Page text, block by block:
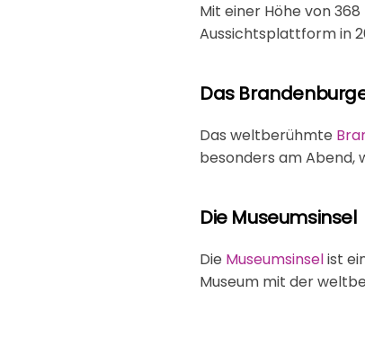
Mit einer Höhe von
Aussichtsplattform in
Das
Das weltberühmte
besonders am Abend,
Die Museumsinsel
Die Museumsinselist
Museum mit der